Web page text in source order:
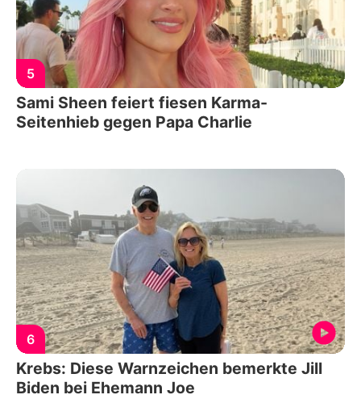
5
Sami Sheen feiert fiesen Karma-
Seitenhieb gegen Papa Charlie
6
Krebs: Diese Warnzeichen bemerkte Jill
Biden bei Ehemann Joe